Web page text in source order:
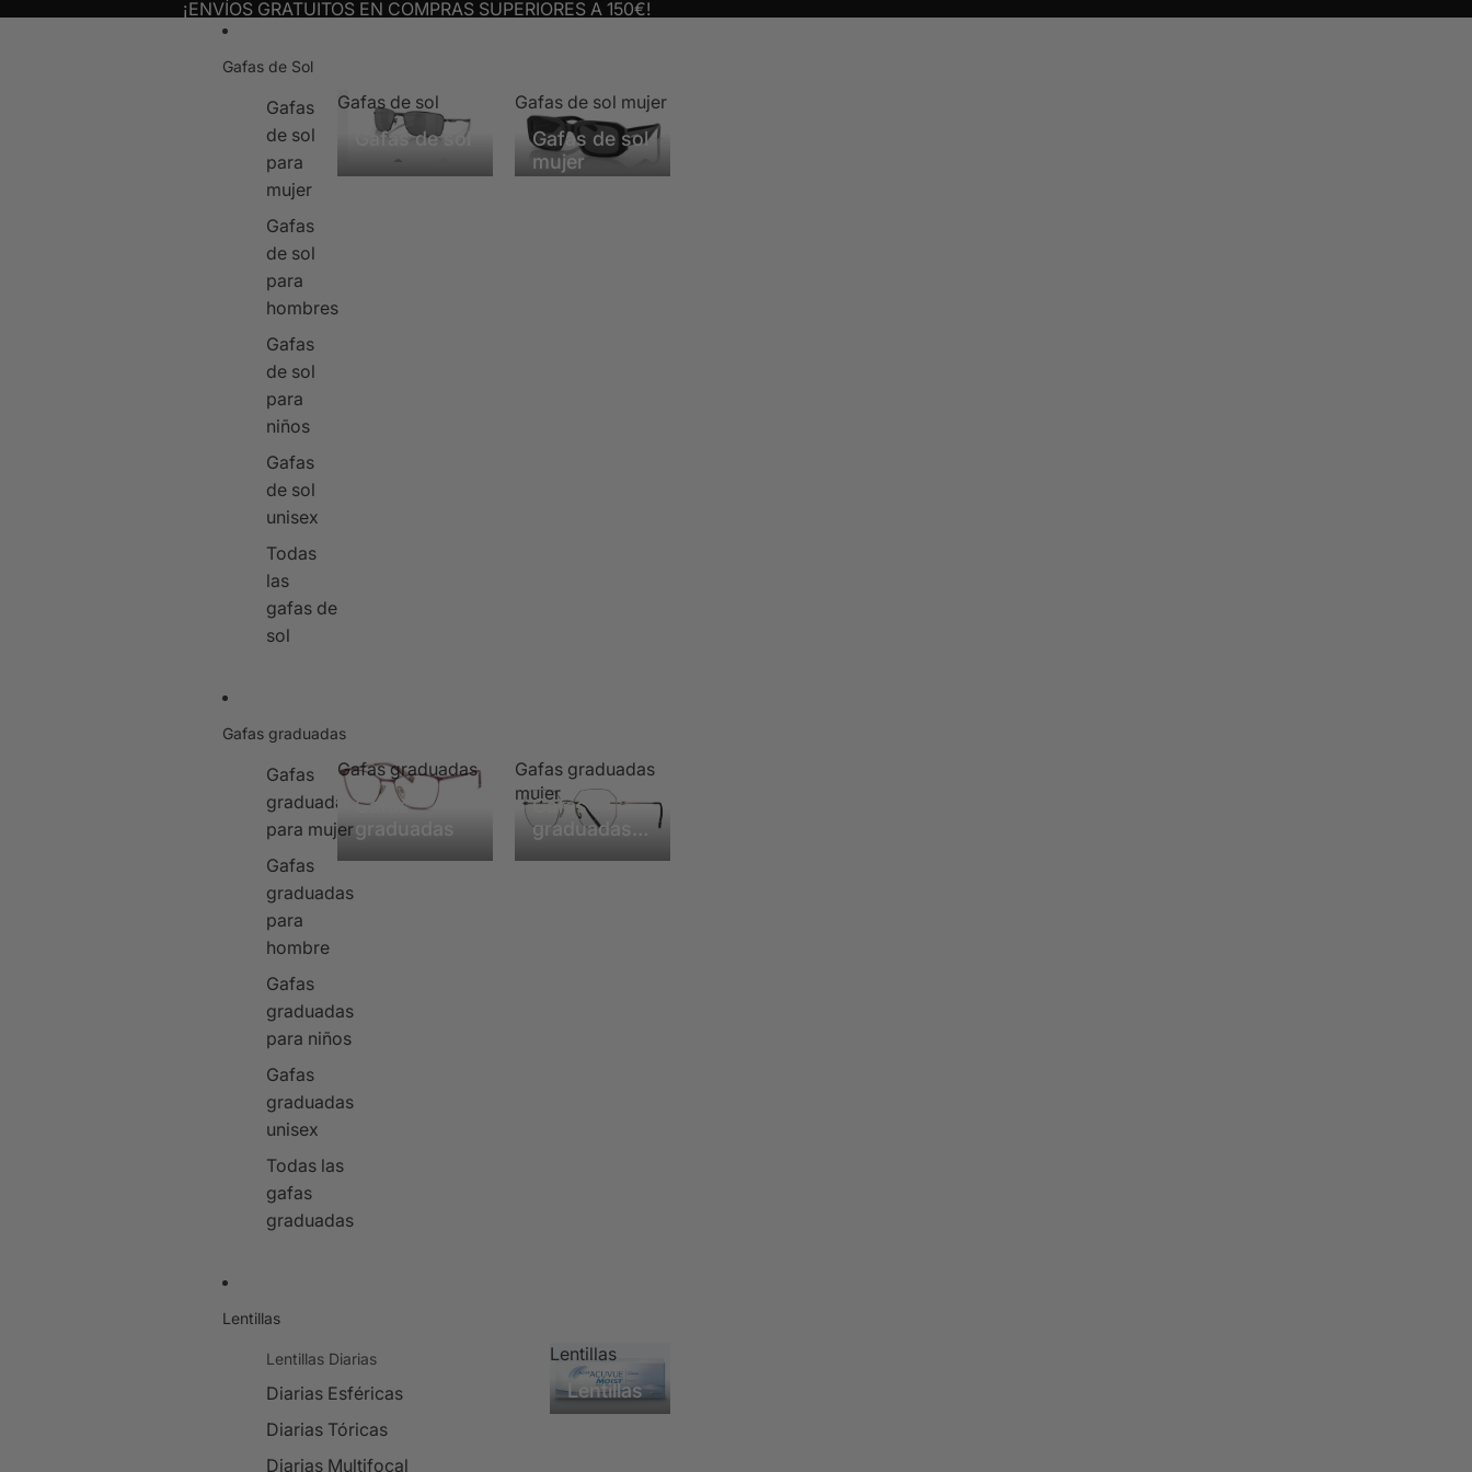
¡ENVÍOS GRATUITOS EN COMPRAS SUPERIORES A 150€!
Gafas de Sol
Gafas
de sol
para
mujer
Gafas
de sol
para
hombres
Gafas
de sol
para
niños
Gafas
de sol
unisex
Todas
las
gafas de
sol
Gafas de sol
Gafas de sol
Gafas de sol mujer
Gafas de sol
mujer
Gafas graduadas
Gafas
graduadas
para mujer
Gafas
graduadas
para
hombre
Gafas
graduadas
para niños
Gafas
graduadas
unisex
Todas las
gafas
graduadas
Gafas graduadas
Gafas
graduadas
Gafas graduadas
mujer
Gafas
graduadas
Lentillas
Lentillas Diarias
Diarias Esféricas
Diarias Tóricas
Diarias Multifocal
Lentillas
Lentillas